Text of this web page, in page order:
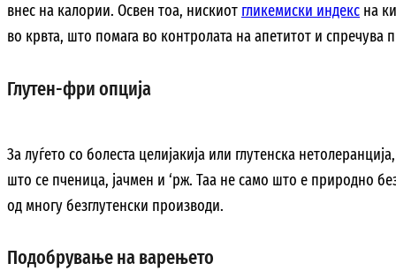
внес на калории. Освен тоа, нискиот гликемиски индекс на
во крвта, што помага во контролата на апетитот и спречува
Глутен-фри опција
За луѓето со болеста целијакија или глутенска
што се пченица, јачмен и ‘рж. Таа не само што е природно
од многу безглутенски производи.
Подобрување на варењето